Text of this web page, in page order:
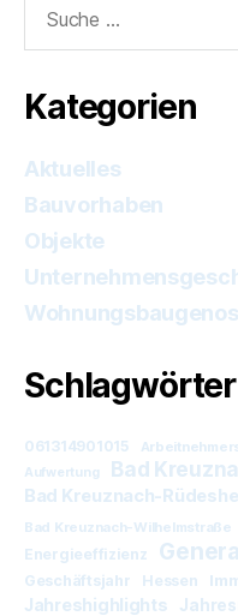
nach:
Kategorien
Aktuelles
Bauvorhaben
Objekte
Schlagwörter
061314901015
Aufwertung Bad
Bad Kreuznach-
Bad Kreuznach-Wilhelmstraße
Energieeffizienz
Geschäftsjahr Hessen
Jahreshighlights